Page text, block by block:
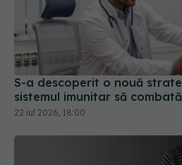
S-a descoperit o nouă
sistemul imunitar să
22 iul 2026, 18:00